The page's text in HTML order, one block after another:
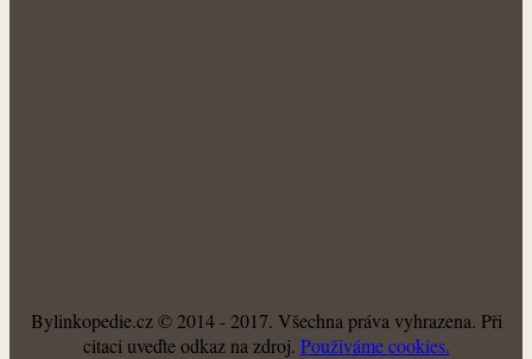
Bylinkopedie.cz © 2014 - 2017. Všechna práva vyhrazena. Při
citaci uveďte odkaz na zdroj. Použiváme cookies.